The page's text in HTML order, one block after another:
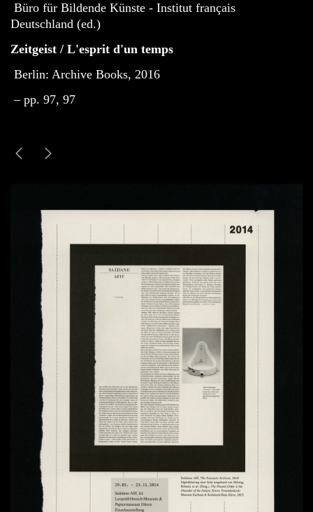
Büro für Bildende Künste - Institut français
Deutschland (ed.)
Zeitgeist / L'esprit d'un temps
Berlin: Archive Books, 2016
– pp. 97, 97